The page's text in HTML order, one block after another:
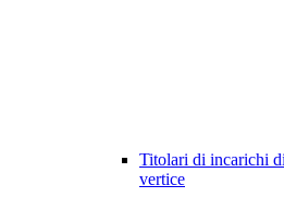
Titolari di incarichi
vertice